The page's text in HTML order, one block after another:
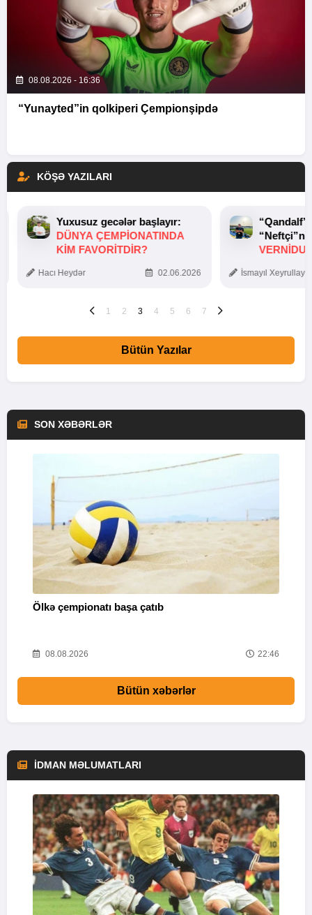
08.08.2026 - 16:36
“Yunayted”in qolkiperi Çempionşipdə
KÖŞƏ YAZILARI
Yuxusuz gecələr başlayır:
DÜNYA ÇEMPIONATINDA
KIM FAVORITDIR?
Hacı Heydər 02.06.2026 İsmayıl
1 2 3 4 5 6 7
Bütün Yazılar
SON XƏBƏRLƏR
Ölkə çempionatı başa çatıb
08.08.2026 22:46
Bütün xəbərlər
İDMAN MƏLUMATLARI